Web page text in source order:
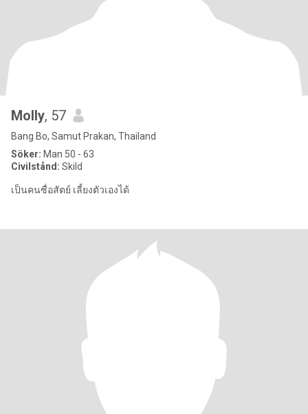
Molly, 57
Bang Bo, Samut Prakan, Thailand
Söker: Man 50 - 63
Civilstånd: Skild
เป็นคนซื่อสัตย์ เลี้ยงตัวเองได้